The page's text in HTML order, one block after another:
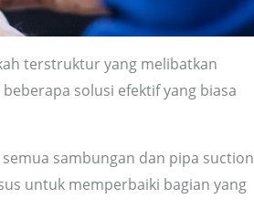
terstruktur yang melibatkan
solusi efektif yang biasa
semua sambungan dan pipa suction
untuk memperbaiki bagian yang